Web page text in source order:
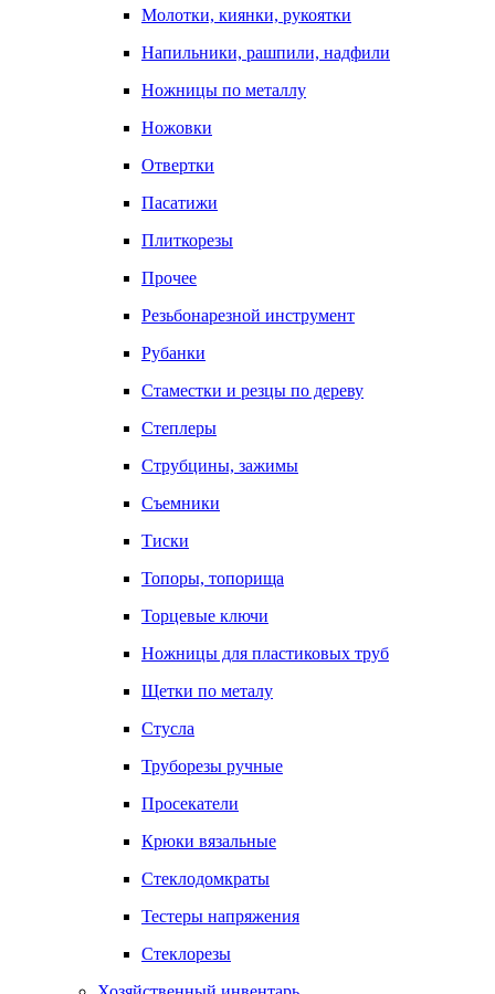
Молотки, киянки, рукоятки
Напильники, рашпили, надфили
Ножницы по металлу
Ножовки
Отвертки
Пасатижи
Плиткорезы
Прочее
Резьбонарезной инструмент
Рубанки
Стаместки и резцы по дереву
Степлеры
Струбцины, зажимы
Съемники
Тиски
Топоры, топорища
Торцевые ключи
Ножницы для пластиковых труб
Щетки по металу
Стусла
Труборезы ручные
Просекатели
Крюки вязальные
Стеклодомкраты
Тестеры напряжения
Стеклорезы